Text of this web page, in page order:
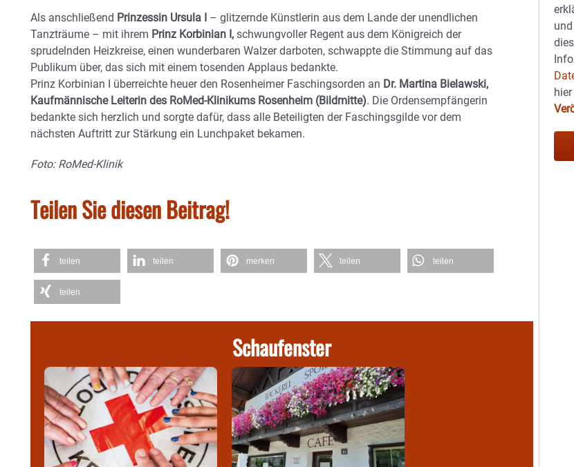
Als anschließend Prinzessin Ursula I – glitzernde Künstlerin aus dem Lande der unendlichen
Tanzträume – mit ihrem Prinz Korbinian I, schwungvoller Regent aus dem Königreich der
sprudelnden Heizkreise, einen wunderbaren Walzer darboten, schwappte die Stimmung auf das
Publikum über, das sich mit einem tosenden Applaus bedankte.
Prinz Korbinian I überreichte heuer den Rosenheimer Faschingsorden an Dr. Martina Bielawski,
Kaufmännische Leiterin des RoMed-Klinikums Rosenheim (Bildmitte). Die Ordensempfängerin
bedankte sich herzlich und sorgte dafür, dass alle Beteiligten der Faschingsgilde vor dem
nächsten Auftritt zur Stärkung ein Lunchpaket bekamen.
Foto: RoMed-Klinik
Teilen Sie diesen Beitrag!
teilen teilen merken teilen teilen
teilen
Schaufenster